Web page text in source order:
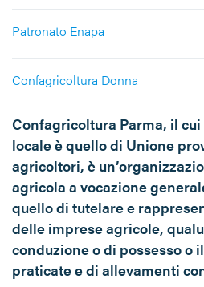
Patronato Enapa
Confagricoltura Donna
Confagricoltura Parma, il
locale è quello di Unione
agricoltori, è
agricola a vocazione
quello di tutelare e
delle imprese agricole,
conduzione o di possesso o
praticate e di allevamenti